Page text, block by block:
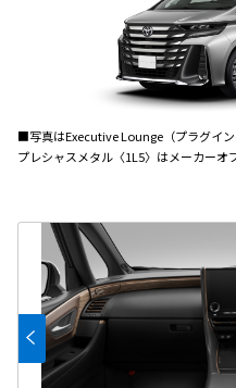
■写真はExecutive Lounge（プラグイ
プレシャスメタル〈1L5〉はメーカーオ